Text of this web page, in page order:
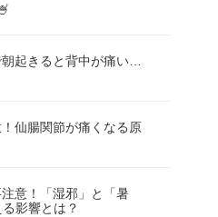
起きると背中が痛い…
仙腸関節が痛くなる原
意！「湿邪」と「暑
影響とは？